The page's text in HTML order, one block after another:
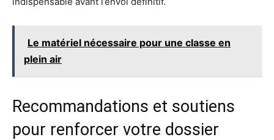
Le matériel nécessaire pour une classe en
plein air
Recommandations et soutiens
pour renforcer votre dossier